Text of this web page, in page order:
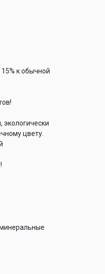
к обычной
цвету.